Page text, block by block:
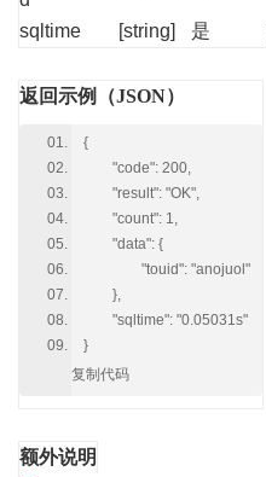
sqltime [string] 是
返回示例（JSON）
{
"code": 200,
"result": "OK",
"count": 1,
"data": {
"touid": "anojuol"
},
"sqltime": "0.05031s"
}
复制代码
额外说明